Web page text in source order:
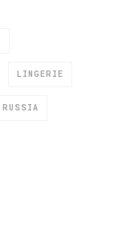
LINGERIE
RUSSIA